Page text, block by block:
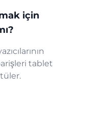
için
tablet